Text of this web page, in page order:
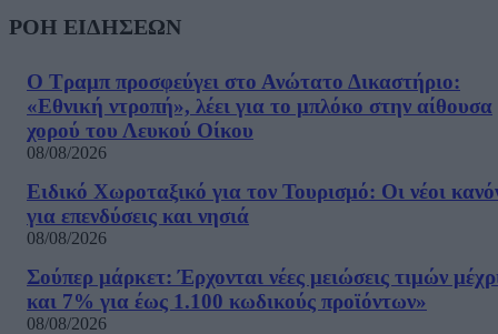
ΡΟΗ ΕΙΔΗΣΕΩΝ
Ο Τραμπ προσφεύγει στο Ανώτατο Δικαστήριο:
«Εθνική ντροπή», λέει για το μπλόκο στην αίθουσα
χορού του Λευκού Οίκου
08/08/2026
Ειδικό Χωροταξικό για τον Τουρισμό: Οι νέοι
για επενδύσεις και νησιά
08/08/2026
Σούπερ μάρκετ: Έρχονται νέες μειώσεις τιμών
και 7% για έως 1.100 κωδικούς προϊόντων»
08/08/2026